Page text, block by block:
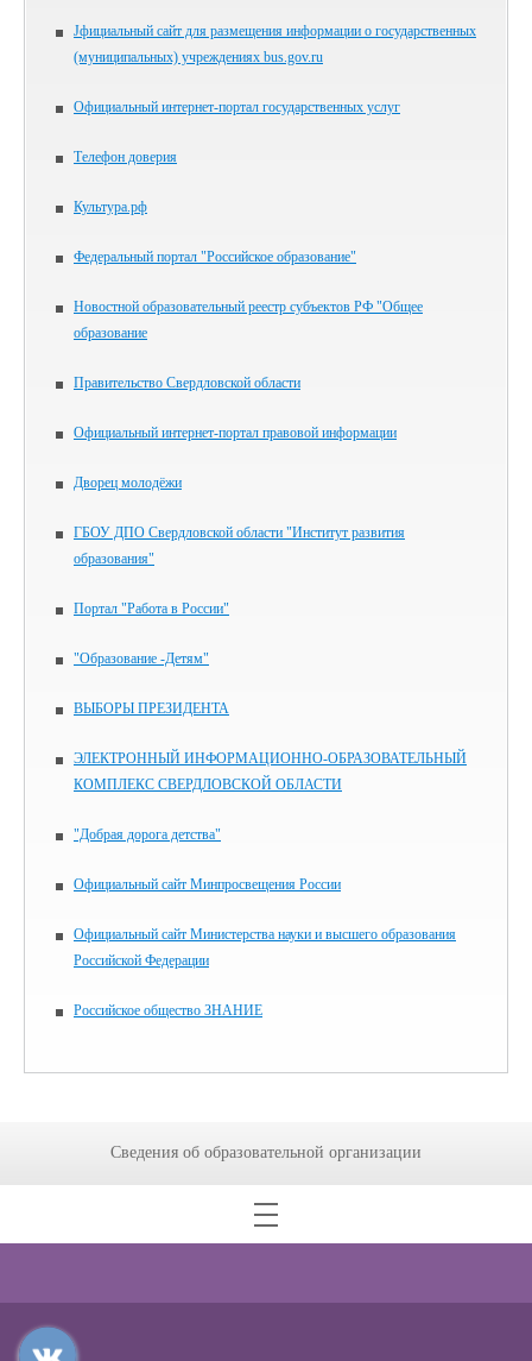
Jфициальный сайт для размещения информации о государственных
(муниципальных) учреждениях bus.gov.ru
Официальный интернет-портал государственных услуг
Телефон доверия
Культура.рф
Федеральный портал "Российское образование"
Новостной образовательный реестр субъектов РФ "Общее
образование
Правительство Свердловской области
Официальный интернет-портал правовой информации
Дворец молодёжи
ГБОУ ДПО Свердловской области "Институт развития
образования"
Портал "Работа в России"
"Образование -Детям"
ВЫБОРЫ ПРЕЗИДЕНТА
ЭЛЕКТРОННЫЙ ИНФОРМАЦИОННО-ОБРАЗОВАТЕЛЬНЫЙ
КОМПЛЕКС СВЕРДЛОВСКОЙ ОБЛАСТИ
"Добрая дорога детства"
Официальный сайт Минпросвещения России
Официальный сайт Министерства науки и высшего образования
Российской Федерации
Российское общество ЗНАНИЕ
Сведения об образовательной организации